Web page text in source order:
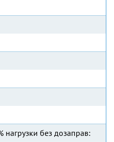
нагрузки без дозаправ: